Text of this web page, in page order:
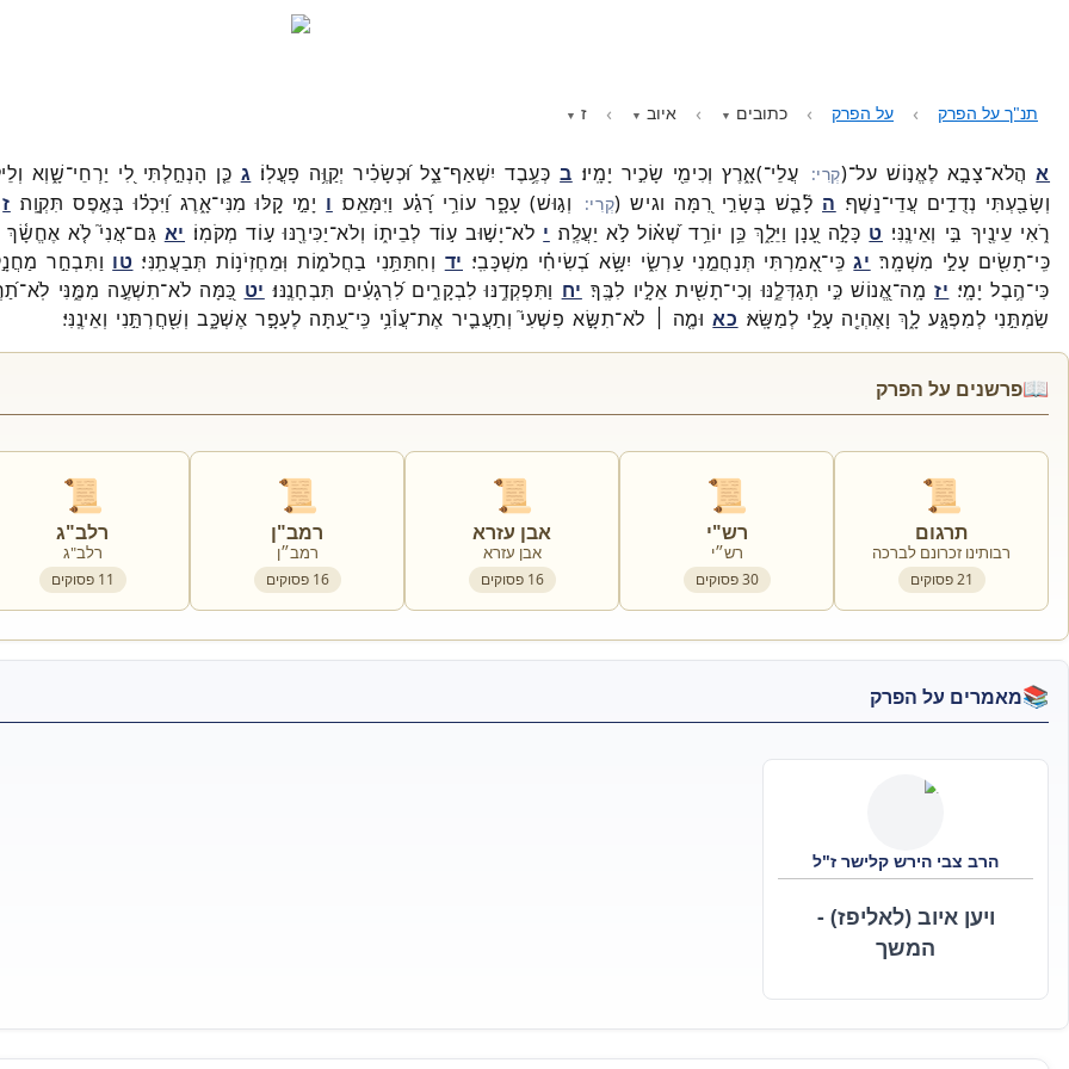
תנ"ך על הפרק על הפרק כתובים איוב ז
א הֲלֹא־צָבָ֣א לֶאֱנ֣וֹשׁ על־( עֲלֵי־)אָ֑רֶץ וְכִימֵ֖י שָׂכִ֣יר יָמָֽיו׃ ב כְּעֶ֥בֶד יִשְׁאַף־צֵ֑ל וּ֝כְשָׂכִ֗יר יְקַוֶּ֥ה פָעֳלֽוֹ׃ ג כֵּ֤ן הָנְחַ֣לְתִּי לִ֭י יַרְחֵי־שָׁ֑וְא
וְשָׂבַ֖עְתִּי נְדֻדִ֣ים עֲדֵי־נָֽשֶׁף׃ ה לָ֘בַ֤שׁ בְּשָׂרִ֣י רִ֭מָּה וגיש ( וְג֣וּשׁ) עָפָ֑ר עוֹרִ֥י רָ֝גַ֗ע וַיִּמָּאֵֽס׃ ו יָמַ֣י קַ֭לּוּ מִנִּי־אָ֑רֶג וַ֝יִּכְל֗וּ בְּאֶ֣פֶס תִּקְוָֽה׃ ז
רֹ֑אִי עֵינֶ֖יךָ בִּ֣י וְאֵינֶֽנִּי׃ ט כָּלָ֣ה עָ֭נָן וַיֵּלַ֑ךְ כֵּ֥ן יוֹרֵ֥ד שְׁ֝א֗וֹל לֹ֣א יַעֲלֶֽה׃ י לֹא־יָשׁ֣וּב ע֣וֹד לְבֵית֑וֹ וְלֹא־יַכִּירֶ֖נּוּ ע֣וֹד מְקֹמֽוֹ׃ יא גַּם־אֲנִי֮ לֹ֤א אֶחֱשָׂ֫ךְ
כִּֽי־תָשִׂ֖ים עָלַ֣י מִשְׁמָֽר׃ יג כִּֽי־אָ֭מַרְתִּי תְּנַחֲמֵ֣נִי עַרְשִׂ֑י יִשָּׂ֥א בְ֝שִׂיחִ֗י מִשְׁכָּבִֽי׃ יד וְחִתַּתַּ֥נִי בַחֲלֹמ֑וֹת וּֽמֵחֶזְיֹנ֥וֹת תְּבַעֲתַֽנִּי׃ טו וַתִּבְחַ֣ר
כִּי־הֶ֥בֶל יָמָֽי׃ יז מָֽה־אֱ֭נוֹשׁ כִּ֣י תְגַדְּלֶ֑נּוּ וְכִי־תָשִׁ֖ית אֵלָ֣יו לִבֶּֽךָ׃ יח וַתִּפְקְדֶ֥נּוּ לִבְקָרִ֑ים לִ֝רְגָעִ֗ים תִּבְחָנֶֽנּוּ׃ יט כַּ֭מָּה לֹא־תִשְׁעֶ֣ה מִמֶּ֑נִּי לֹֽא־
שַׂמְתַּ֣נִי לְמִפְגָּ֣ע לָ֑ךְ וָאֶהְיֶ֖ה עָלַ֣י לְמַשָּֽׂא׃ כא וּמֶ֤ה ׀ לֹא־תִשָּׂ֣א פִשְׁעִי֮ וְתַעֲבִ֪יר אֶת־עֲוֺ֫נִ֥י כִּֽי־עַ֭תָּה לֶעָפָ֣ר אֶשְׁכָּ֑ב וְשִׁ֖חֲרְתַּ֣נִי וְאֵינֶֽנִּי׃
📖פרשנים על הפרק
📜
תרגום
רבותינו זכרונם לברכה
21פסוקים
📜
רש"י
רש״י
30פסוקים
📜
אבן עזרא
אבן עזרא
16 פסוקים
📜
רמב"ן
רמב״ן
16 פסוקים
📜
רלב"ג
רלב"ג
11 פסוקים
📚מאמרים על הפרק
הרב צבי הירש קלישר ז"ל
ויען איוב (לאליפז) -
המשך